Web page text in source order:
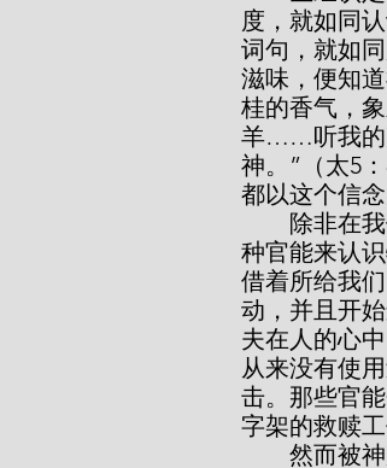
度，就如同
词句，就如
滋味，便知
桂的香气，
羊……听我的
神。”（太5
都以这个信
种官能来认
借着所给我
动，并且开
夫在人的心
从来没有使
击。那些官
字架的救赎